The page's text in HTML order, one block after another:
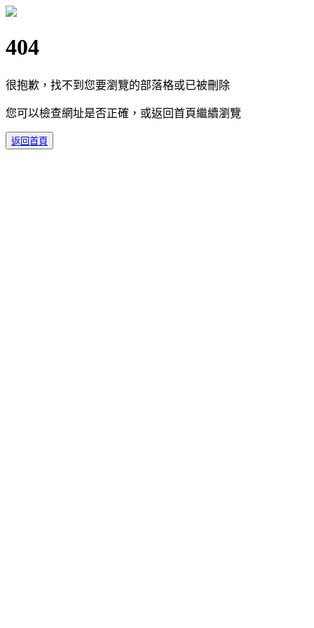
404
很抱歉，找不到您要瀏覽的部落格或已被刪除
您可以檢查網址是否正確，或返回首頁繼續瀏覽
返回首頁